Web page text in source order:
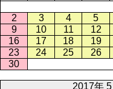
2
3 4 5
9
10 11 12
16
17 18 19
23
24 25 26
30
2017年 5